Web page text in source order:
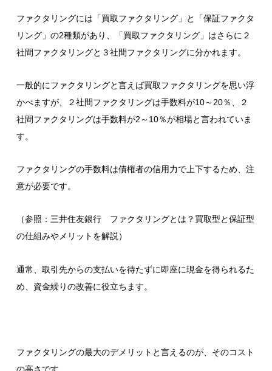
ファクタリングには「買取ファクタリング」と「保証ファクタ
リング」の2種類があり、「買取ファクタリング」はさらに２
社間ファクタリングと３社間ファクタリングに分かれます。
一般的にファクタリングと言えば買取ファクタリングを思い浮
かべますが、２社間ファクタリングは手数料が10～20％、２
社間ファクタリングは手数料が2～10％が相場と言われていま
す。
ファクタリングの手数料は債権者の信用力で上下するため、注
意が必要です。
（参照：三井住友銀行 ファクタリングとは？買取型と保証型
の仕組みやメリットを解説）
通常、取引先からの支払いを待たずに即座に現金を得られるた
め、資金繰りの改善に役立ちます。
ファクタリングの最大のデメリットと言えるのが、そのコスト